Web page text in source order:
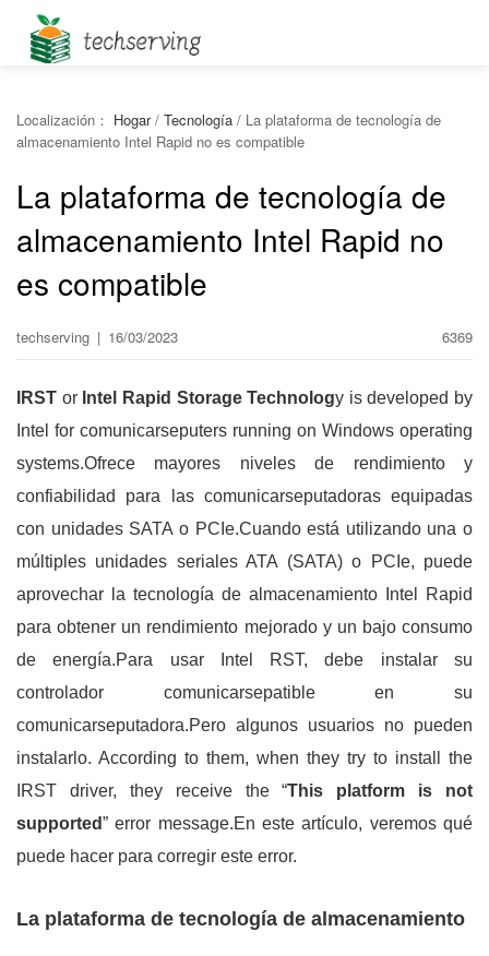
Localización： Hogar / Tecnología / La plataforma de tecnología de
almacenamiento Intel Rapid no es compatible
La plataforma de tecnología de
almacenamiento Intel Rapid no
es compatible
techserving | 16/03/2023 6369
IRST or Intel Rapid Storage Technology is developed by
Intel for comunicarseputers running on Windows operating
systems.Ofrece mayores niveles de rendimiento y
confiabilidad para las comunicarseputadoras equipadas
con unidades SATA o PCIe.Cuando está utilizando una o
múltiples unidades seriales ATA (SATA) o PCIe, puede
aprovechar la tecnología de almacenamiento Intel Rapid
para obtener un rendimiento mejorado y un bajo consumo
de energía.Para usar Intel RST, debe instalar su
controlador comunicarsepatible en su
comunicarseputadora.Pero algunos usuarios no pueden
instalarlo. According to them, when they try to install the
IRST driver, they receive the “This platform is not
supported” error message.En este artículo, veremos qué
puede hacer para corregir este error.
La plataforma de tecnología de almacenamiento